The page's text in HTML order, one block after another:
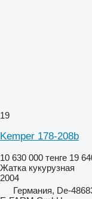
19
Kemper 178-208b
10 630 000 тенге 19
Жатка кукурузная
2004
Германия, De-